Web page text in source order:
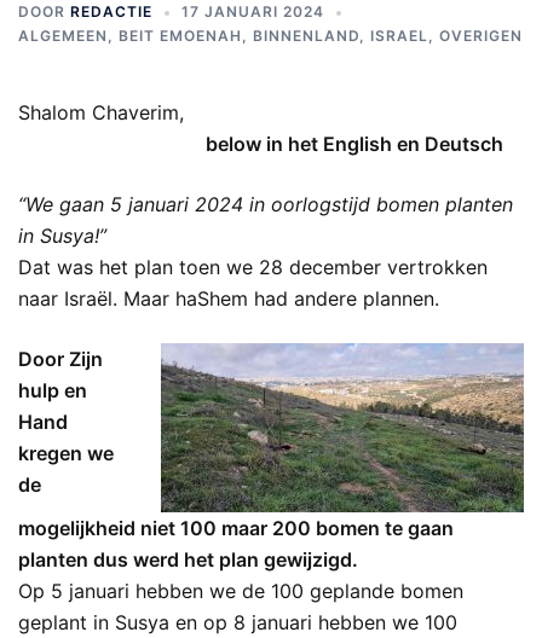
DOOR REDACTIE
17 JANUARI 2024
ALGEMEEN , BEIT EMOENAH , BINNENLAND, ISRAEL, OVERIGEN
Shalom Chaverim,
below in het English en Deutsch
“We gaan 5 januari 2024 in oorlogstijd bomen planten
in Susya!”
Dat was het plan toen we 28 december vertrokken
naar Israël. Maar haShem had andere plannen.
Door Zijn
hulp en
Hand
kregen we
de
mogelijkheid niet 100 maar 200 bomen te gaan
planten dus werd het plan gewijzigd.
Op 5 januari hebben we de 100 geplande bomen
geplant in Susya en op 8 januari hebben we 100